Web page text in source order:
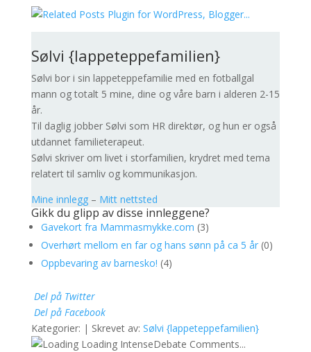
Sølvi {lappeteppefamilien}
Sølvi bor i sin lappeteppefamilie med en fotballgal
mann og totalt 5 mine, dine og våre barn i alderen 2-15
år.
Til daglig jobber Sølvi som HR direktør, og hun er også
utdannet familieterapeut.
Sølvi skriver om livet i storfamilien, krydret med tema
relatert til samliv og kommunikasjon.
Mine innlegg– Mitt nettsted
Gikk du glipp av disse innleggene?
Gavekort fra Mammasmykke.com (3)
Overhørt mellom en far og hans sønn på ca 5 år(0)
Oppbevaring av barnesko! (4)
Del på Twitter
Del på Facebook
Kategorier: | Skrevet av: Sølvi {lappeteppefamilien}
Loading IntenseDebate Comments...